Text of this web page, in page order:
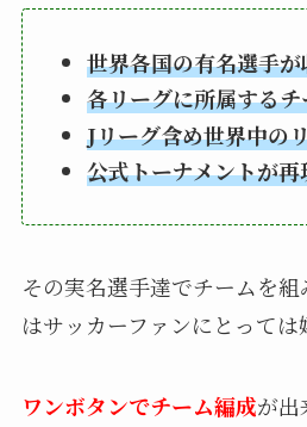
世界各国の有名選手が
各リーグに所属する
Jリーグ含め世界中の
公式トーナメントが
その実名選手達でチームを
はサッカーファンにとっては
ワンボタンでチーム編成が出